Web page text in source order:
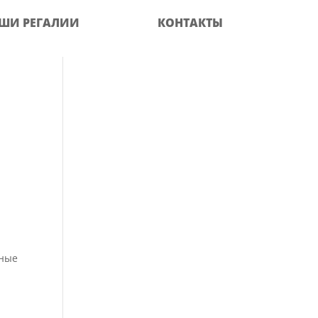
РЕГАЛИИ КОНТАКТЫ